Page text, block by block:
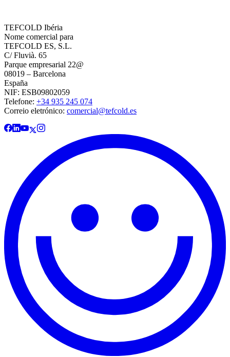
TEFCOLD Ibéria
Nome comercial para
TEFCOLD ES, S.L.
C/ Fluvià. 65
Parque empresarial 22@
08019 – Barcelona
España
NIF: ESB09802059
Telefone: +34 935 245 074
Correio eletrónico: comercial@tefcold.es